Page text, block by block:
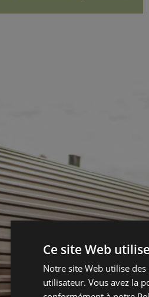
Ce site Web
Notre site Web utilise
utilisateur. Vous avez la